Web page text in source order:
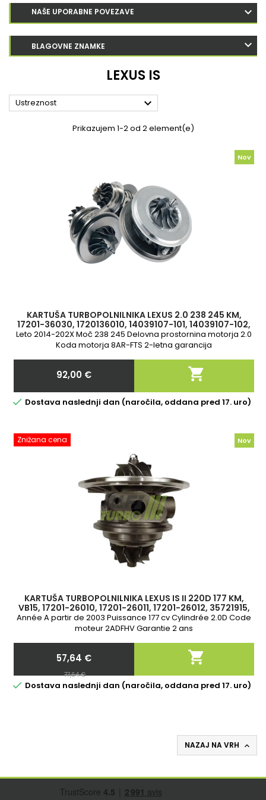
NAŠE UPORABNE POVEZAVE
BLAGOVNE ZNAMKE
LEXUS IS
Ustreznost 
Prikazujem 1-2 od 2 element(e)
Nov
KARTUŠA TURBOPOLNILNIKA LEXUS 2.0 238 245 KM,
17201-36030, 1720136010, 14039107-101, 14039107-102,
14039107101, 14039107102, 140
Leto 2014-202X Moč 238 245 Delovna prostornina motorja 2.0
Koda motorja 8AR-FTS 2-letna garancija
Cena
92,00 € 
 Dostava naslednji dan (naročila, oddana pred 17. uro)
Znižana cena Nov
KARTUŠA TURBOPOLNILNIKA LEXUS IS II 220D 177 KM,
VB15, 17201-26010, 17201-26011, 17201-26012, 35721915,
901408
Année A partir de 2003 Puissance 177 cv Cylindrée 2.0D Code
moteur 2ADFHV Garantie 2 ans
Cena
57,64 €
Redna
cena
77,64 €

 Dostava naslednji dan (naročila, oddana pred 17. uro)
NAZAJ NA VRH 